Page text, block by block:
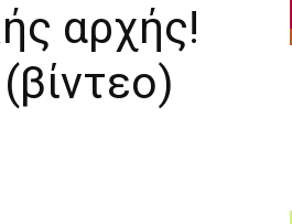
αρχής!